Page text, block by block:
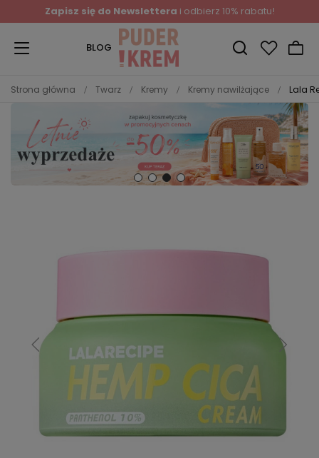
Zapisz się do Newslettera i odbierz 10% rabatu!
BLOG
Strona główna Twarz Kremy Kremy nawilżające Lala